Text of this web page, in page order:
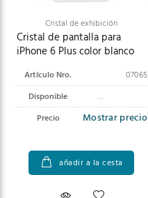
Cristal de exhibición
Cristal de pantalla para
iPhone 6 Plus color blanco
Artículo Nro.
07065
Disponible
Precio
Mostrar precio
añadir a la cesta